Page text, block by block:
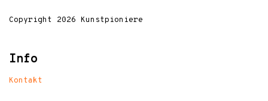
Copyright 2026 Kunstpioniere
Info
Kontakt